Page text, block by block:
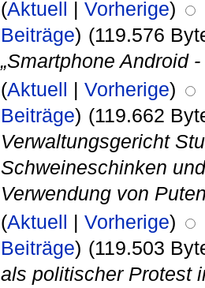
(Aktuell | Vorherige)
Beiträge) (119.576
„Smartphone Android
(Aktuell | Vorherige)
Beiträge) (119.662
Verwaltungsgericht
Schweineschinken
Verwendung von
(Aktuell | Vorherige)
Beiträge) (119.503
als politischer Protest